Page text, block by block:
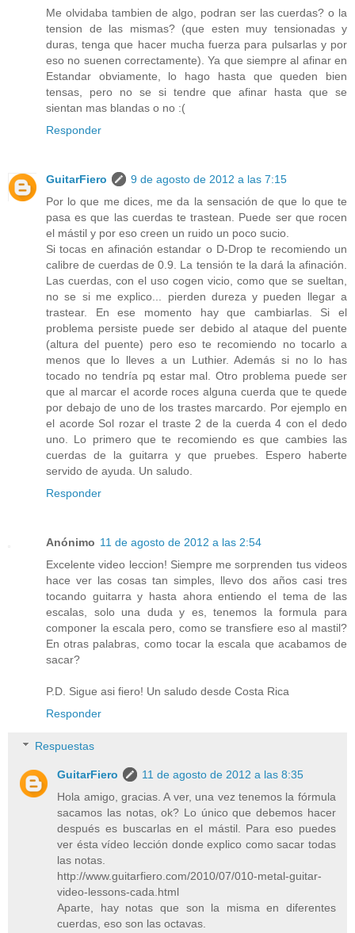
Me olvidaba tambien de algo, podran ser las cuerdas? o la
tension de las mismas? (que esten muy tensionadas y
duras, tenga que hacer mucha fuerza para pulsarlas y por
eso no suenen correctamente). Ya que siempre al afinar en
Estandar obviamente, lo hago hasta que queden bien
tensas, pero no se si tendre que afinar hasta que se
sientan mas blandas o no :(
Responder
GuitarFiero
9 de agosto de 2012 a las 7:15
Por lo que me dices, me da la sensación de que lo que te
pasa es que las cuerdas te trastean. Puede ser que rocen
el mástil y por eso creen un ruido un poco sucio.
Si tocas en afinación estandar o D-Drop te recomiendo un
calibre de cuerdas de 0.9. La tensión te la dará la afinación.
Las cuerdas, con el uso cogen vicio, como que se sueltan,
no se si me explico... pierden dureza y pueden llegar a
trastear. En ese momento hay que cambiarlas. Si el
problema persiste puede ser debido al ataque del puente
(altura del puente) pero eso te recomiendo no tocarlo a
menos que lo lleves a un Luthier. Además si no lo has
tocado no tendría pq estar mal. Otro problema puede ser
que al marcar el acorde roces alguna cuerda que te quede
por debajo de uno de los trastes marcardo. Por ejemplo en
el acorde Sol rozar el traste 2 de la cuerda 4 con el dedo
uno. Lo primero que te recomiendo es que cambies las
cuerdas de la guitarra y que pruebes. Espero haberte
servido de ayuda. Un saludo.
Responder
Anónimo 11 de agosto de 2012 a las 2:54
Excelente video leccion! Siempre me sorprenden tus videos
hace ver las cosas tan simples, llevo dos años casi tres
tocando guitarra y hasta ahora entiendo el tema de las
escalas, solo una duda y es, tenemos la formula para
componer la escala pero, como se transfiere eso al mastil?
En otras palabras, como tocar la escala que acabamos de
sacar?
P.D. Sigue asi fiero! Un saludo desde Costa Rica
Responder
Respuestas
GuitarFiero
11 de agosto de 2012 a las 8:35
Hola amigo, gracias. A ver, una vez tenemos la fórmula
sacamos las notas, ok? Lo único que debemos hacer
después es buscarlas en el mástil. Para eso puedes
ver ésta vídeo lección donde explico como sacar todas
las notas.
http://www.guitarfiero.com/2010/07/010-metal-guitar-
video-lessons-cada.html
Aparte, hay notas que son la misma en diferentes
cuerdas, eso son las octavas.